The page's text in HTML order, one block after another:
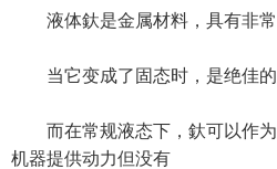
液体釱是金属材料，具有非常
当它变成了固态时，是绝佳的
而在常规液态下，釱可以作为
机器提供动力但没有